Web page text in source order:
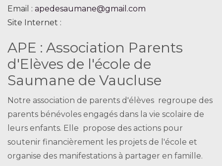
Email : apedesaumane@gmail.com
Site Internet :
APE : Association Parents
d'Elèves de l'école de
Saumane de Vaucluse
Notre association de parents d'élèves regroupe des
parents bénévoles engagés dans la vie scolaire de
leurs enfants. Elle propose des actions pour
soutenir financièrement les projets de l'école et
organise des manifestations à partager en famille.